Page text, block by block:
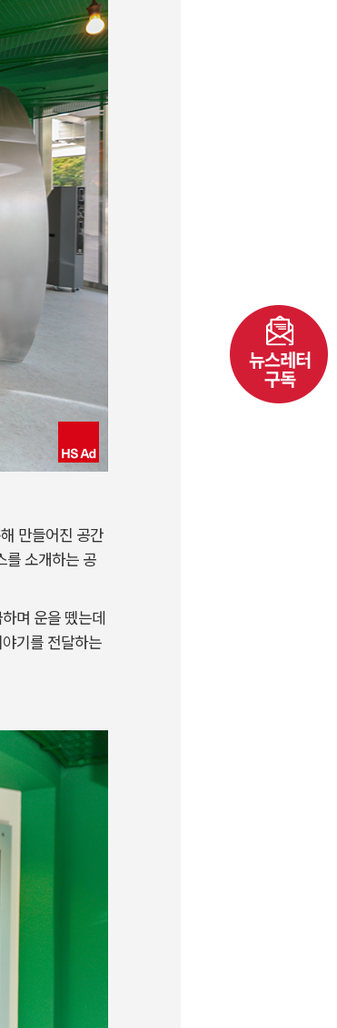
만들어진 공간
를 소개하는 공
며 운을 뗐는데
기를 전달하는